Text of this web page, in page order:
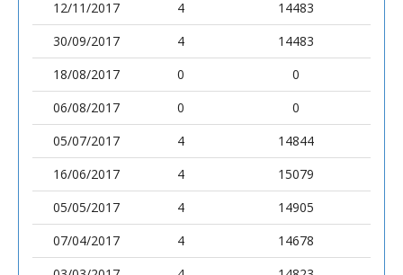
12/11/2017
4
14483
30/09/2017
4
14483
18/08/2017
0
0
06/08/2017
0
0
05/07/2017
4
14844
16/06/2017
4
15079
05/05/2017
4
14905
07/04/2017
4
14678